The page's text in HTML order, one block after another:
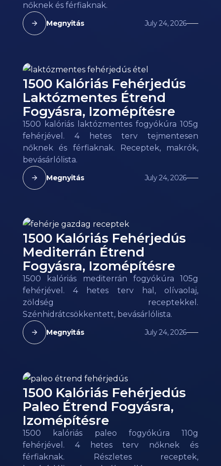
nőknek és férfiaknak.
Megnyitás July 24, 2026
1500 Kalóriás Fehérjedús
Laktózmentes Étrend
Fogyásra, Izomépítésre
1500 kalóriás laktózmentes fogyókúra 105g
fehérjével. 4 hetes terv tejmentesen
nőknek és férfiaknak. Receptek, makrók,
bevásárlólista.
Megnyitás July 24, 2026
1500 Kalóriás Fehérjedús
Mediterrán Étrend
Fogyásra, Izomépítésre
1500 kalóriás mediterrán fogyókúra 105g
fehérjével. 4 hetes terv hal, olívaolaj,
zöldség receptekkel.
Szénhidrátcsökkentett, bevásárlólista.
Megnyitás July 24, 2026
1500 Kalóriás Fehérjedús
Paleo Étrend Fogyásra,
Izomépítésre
1500 kalóriás paleo fogyókúra 110g
fehérjével. 4 hetes terv nőknek és
férfiaknak. Részletes receptek,